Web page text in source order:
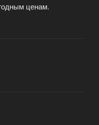
ценам.